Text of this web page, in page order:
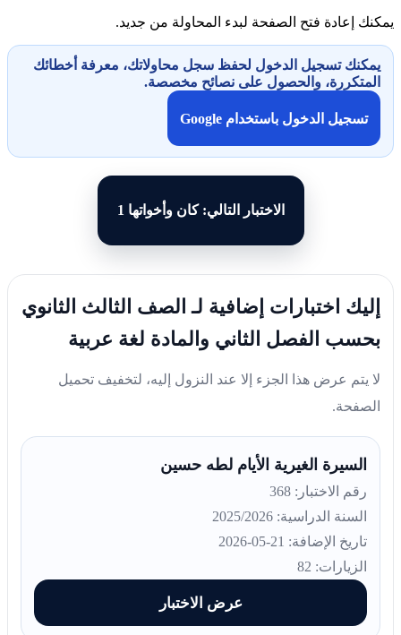
يمكنك إعادة فتح الصفحة لبدء المحاولة من جديد.
يمكنك تسجيل الدخول لحفظ سجل محاولاتك، معرفة أخطائك
المتكررة، والحصول على نصائح مخصصة.
تسجيل الدخول باستخدام Google
الاختبار التالي: كان وأخواتها 1
إليك اختبارات إضافية لـ الصف الثالث الثانوي
بحسب الفصل الثاني والمادة لغة عربية
لا يتم عرض هذا الجزء إلا عند النزول إليه، لتخفيف تحميل
الصفحة.
السيرة الغيرية الأيام لطه حسين
رقم الاختبار: 368
السنة الدراسية: 2025/2026
تاريخ الإضافة: 21-05-2026
الزيارات: 82
عرض الاختبار